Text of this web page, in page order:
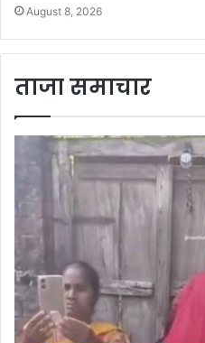
August 8, 2026
ताजा समाचार